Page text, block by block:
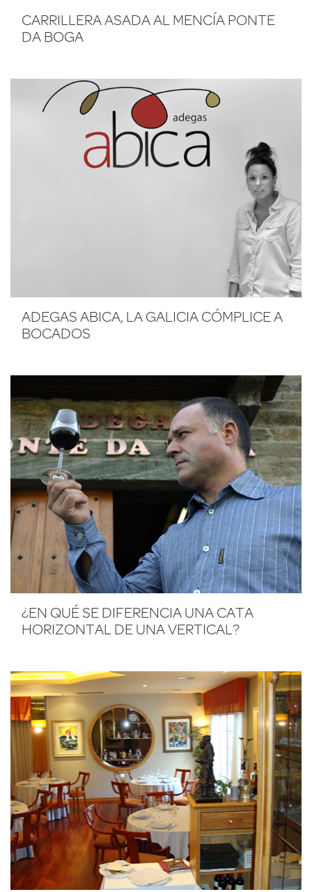
CARRILLERA ASADA AL MENCÍA PONTE
DA BOGA
ADEGAS ABICA, LA GALICIA CÓMPLICE A
BOCADOS
¿EN QUÉ SE DIFERENCIA UNA CATA
HORIZONTAL DE UNA VERTICAL?